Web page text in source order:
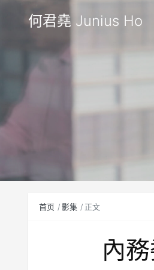
何君堯 Junius Ho
首页 影集 正文
內